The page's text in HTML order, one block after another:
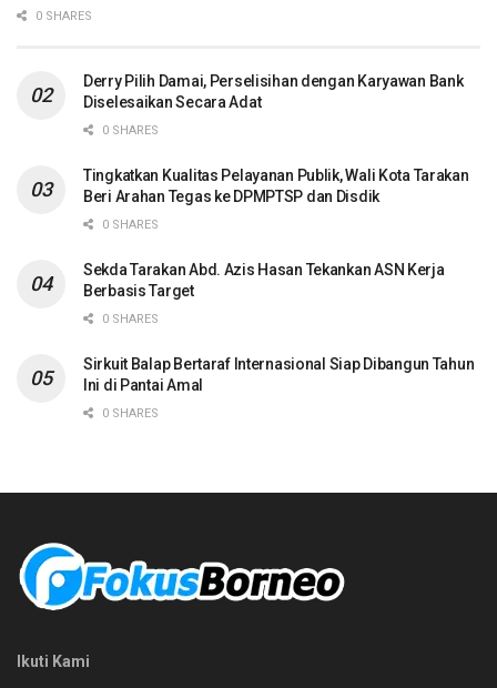
0 SHARES
Derry Pilih Damai, Perselisihan dengan Karyawan Bank
Diselesaikan Secara Adat
0 SHARES
Tingkatkan Kualitas Pelayanan Publik, Wali Kota Tarakan
Beri Arahan Tegas ke DPMPTSP dan Disdik
0 SHARES
Sekda Tarakan Abd. Azis Hasan Tekankan ASN Kerja
Berbasis Target
0 SHARES
Sirkuit Balap Bertaraf Internasional Siap Dibangun Tahun
Ini di Pantai Amal
0 SHARES
Ikuti Kami